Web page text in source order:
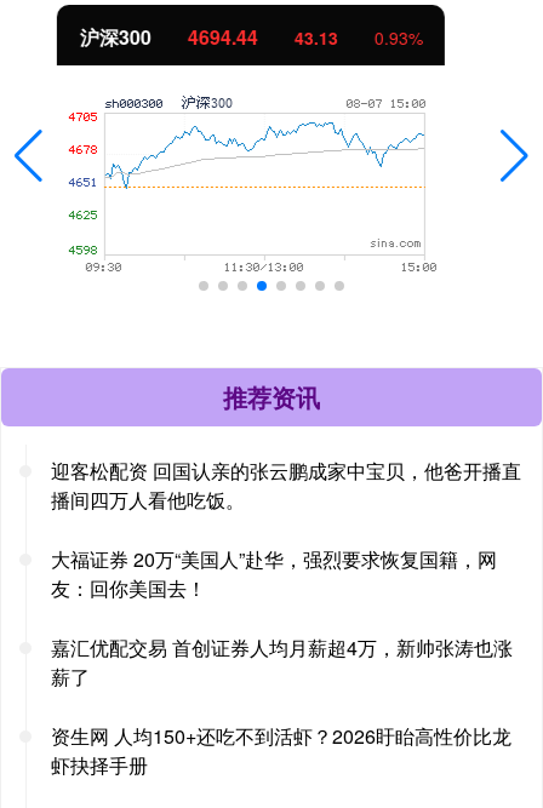
北证50 1134.24 11.37 1.01%
推荐资讯
迎客松配资 回国认亲的张云鹏成家中宝贝，他爸开播直
播间四万人看他吃饭。
大福证券 20万“美国人”赴华，强烈要求恢复国籍，网
友：回你美国去！
嘉汇优配交易 首创证券人均月薪超4万，新帅张涛也涨
薪了
资生网 人均150+还吃不到活虾？2026盱眙高性价比龙
虾抉择手册